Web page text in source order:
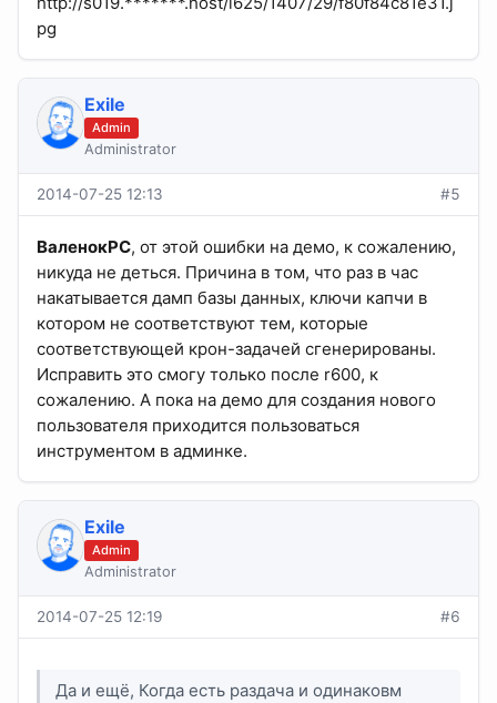
pg
Exile
Admin
Administrator
2014-07-25 12:13 #5
ВаленокPC, от этой ошибки на демо, к сожалению,
никуда не деться. Причина в том, что раз в час
накатывается дамп базы данных, ключи капчи в
котором не соответствуют тем, которые
соответствующей крон-задачей сгенерированы.
Исправить это смогу только после r600, к
сожалению. А пока на демо для создания нового
пользователя приходится пользоваться
инструментом в админке.
Exile
Admin
Administrator
2014-07-25 12:19 #6
Да и ещё, Когда есть раздача и одинаковм